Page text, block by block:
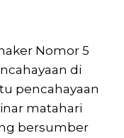
Nomor 5
di
pencahayaan
matahari
bersumber